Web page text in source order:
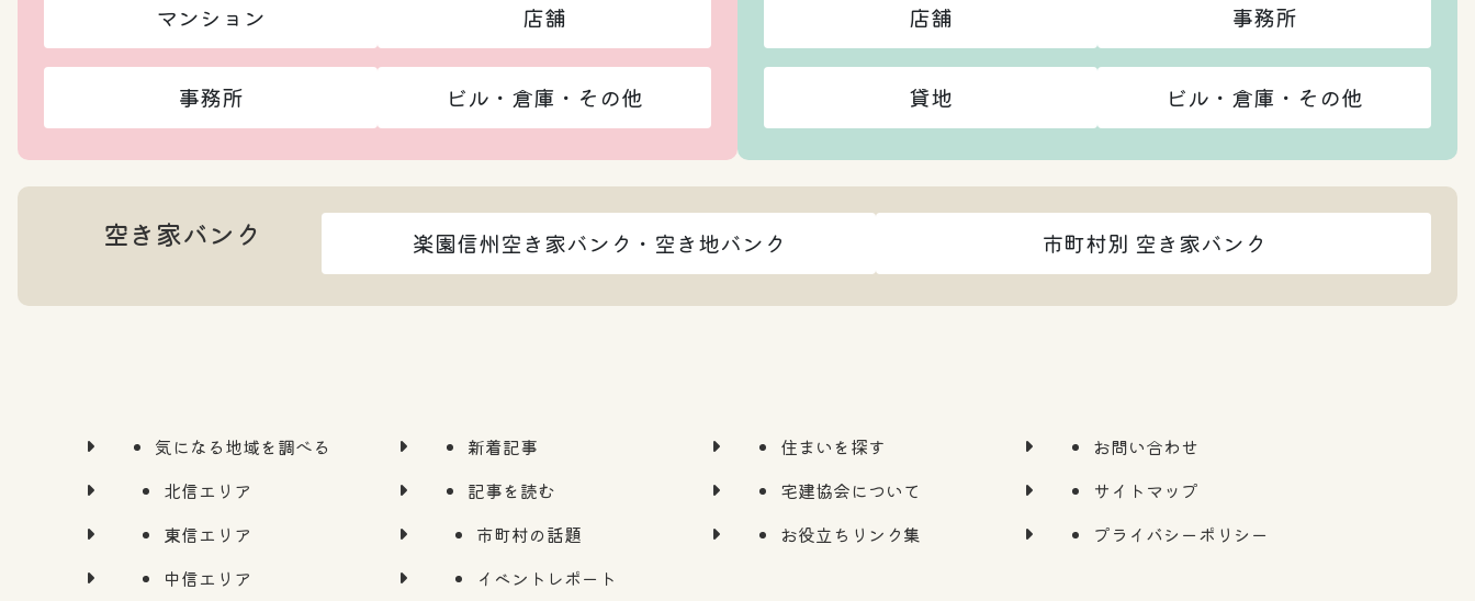
マンション 店舗
事務所 ビル・倉庫・その他
店舗 事務所
貸地 ビル・倉庫・その他
空き家バンク 楽園信州空き家バンク・空き地バンク 市町村別 空き家バンク
気になる地域を調べる
北信エリア
東信エリア
中信エリア
新着記事
記事を読む
市町村の話題
イベントレポート
住まいを探す
宅建協会について
お役立ちリンク集
お問い合わせ
サイトマップ
プライバシーポリシー